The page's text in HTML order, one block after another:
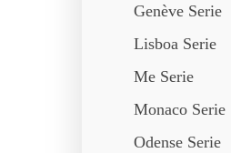
Genève Serie
Lisboa Serie
Me Serie
Monaco Serie
Odense Serie